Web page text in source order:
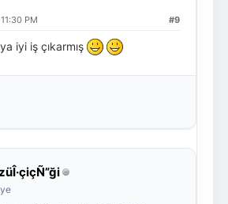
#9
PM
iyi iş çıkarmış